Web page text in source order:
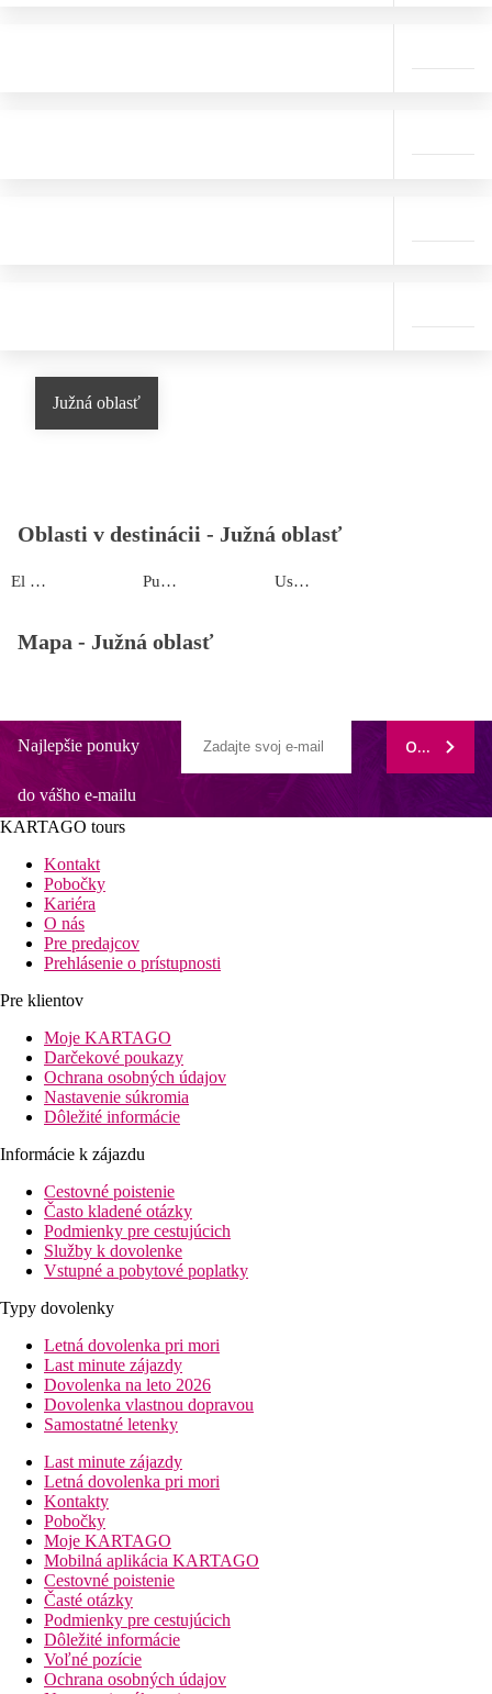
Južná oblasť
Oblasti v destinácii - Južná oblasť
El Calafate Puerto Madryn Ushuaia
Mapa - Južná oblasť
Najlepšie ponuky
do vášho e-mailu
ODOBERAŤ
KARTAGO tours
Kontakt
Pobočky
Kariéra
O nás
Pre predajcov
Prehlásenie o prístupnosti
Pre klientov
Moje KARTAGO
Darčekové poukazy
Ochrana osobných údajov
Nastavenie súkromia
Dôležité informácie
Informácie k zájazdu
Cestovné poistenie
Často kladené otázky
Podmienky pre cestujúcich
Služby k dovolenke
Vstupné a pobytové poplatky
Typy dovolenky
Letná dovolenka pri mori
Last minute zájazdy
Dovolenka na leto 2026
Dovolenka vlastnou dopravou
Samostatné letenky
Last minute zájazdy
Letná dovolenka pri mori
Kontakty
Pobočky
Moje KARTAGO
Mobilná aplikácia KARTAGO
Cestovné poistenie
Časté otázky
Podmienky pre cestujúcich
Dôležité informácie
Voľné pozície
Ochrana osobných údajov